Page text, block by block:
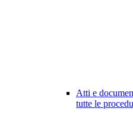
Atti e
tutte le